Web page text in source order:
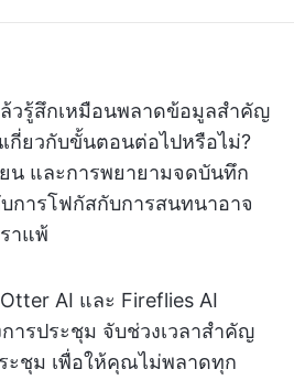
วรู้สึกเหมือนพลาดข้อมูลสำคัญ
กี่ยวกับขั้นตอนต่อไปหรือไม่?
ยน และการพยายามจดบันทึก
การโฟกัสกับการสนทนาอาจ
าแพ้
AI และ Fireflies AI
ารประชุม จับช่วงเวลาสำคัญ
ะชุม เพื่อให้คุณไม่พลาดทุก